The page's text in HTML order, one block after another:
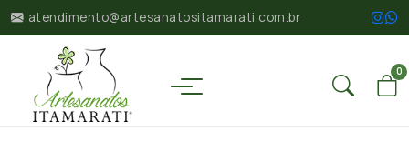
atendimento@artesanatositamarati.com.br
0